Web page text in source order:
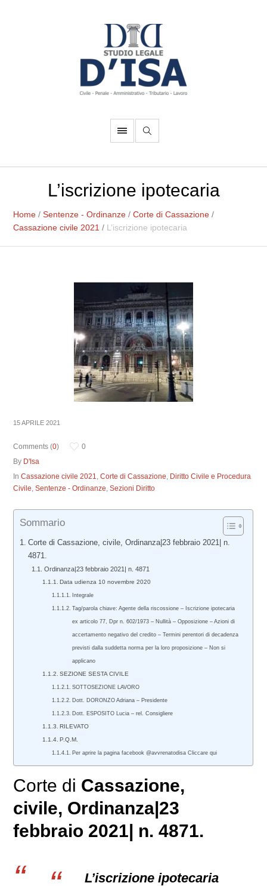
L’iscrizione ipotecaria
Home /Sentenze - Ordinanze /Corte di Cassazione /
Cassazione civile 2021 / L’iscrizione ipotecaria
15 APRILE 2021
Comments (0)
0
By D'Isa
InCassazione civile 2021,Corte di Cassazione, Diritto Civile e Procedura
Civile,Sentenze - Ordinanze,Sezioni Diritto
Sommario
Corte di Cassazione, civile, Ordinanza|23 febbraio 2021| n.
4871.
Ordinanza|23 febbraio 2021| n. 4871
Data udienza 10 novembre 2020
Integrale
Tag/parola chiave: Agente della riscossione – Iscrizione ipotecaria
ex articolo 77, Dpr n. 602/1973 – Nullità – Opposizione – Azioni di
accertamento negativo del credito – Termini perentori di decadenza
previsti dalla suddetta norma per la loro proposizione – Non si
applicano
SEZIONE SESTA CIVILE
SOTTOSEZIONE LAVORO
Dott. DORONZO Adriana – Presidente
Dott. ESPOSITO Lucia – rel. Consigliere
RILEVATO
P.Q.M.
Per aprire la pagina facebook @avvrenatodisa Cliccare qui
Corte di Cassazione,
civile, Ordinanza|23
febbraio 2021| n. 4871.
L’iscrizione ipotecaria